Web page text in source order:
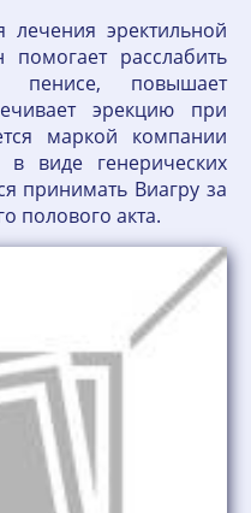
лечения эректильной
расслабить
пенисе, повышает
эрекцию при
маркой компании
виде генерических
принимать Виагру за
полового акта.